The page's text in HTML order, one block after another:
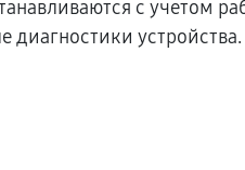
с учетом
диагностики